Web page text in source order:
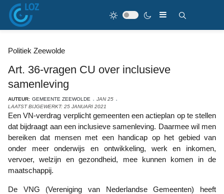
Politiek Zeewolde
Art. 36-vragen CU over inclusieve
samenleving
AUTEUR: GEMEENTE ZEEWOLDE
JAN 25
LAATST BIJGEWERKT: 25 JANUARI 2021
Een VN-verdrag verplicht gemeenten een actieplan op te stellen
dat bijdraagt aan een inclusieve samenleving. Daarmee wil men
bereiken dat mensen met een handicap op het gebied van
onder meer onderwijs en ontwikkeling, werk en inkomen,
vervoer, welzijn en gezondheid, mee kunnen komen in de
maatschappij.
De VNG (Vereniging van Nederlandse Gemeenten) heeft